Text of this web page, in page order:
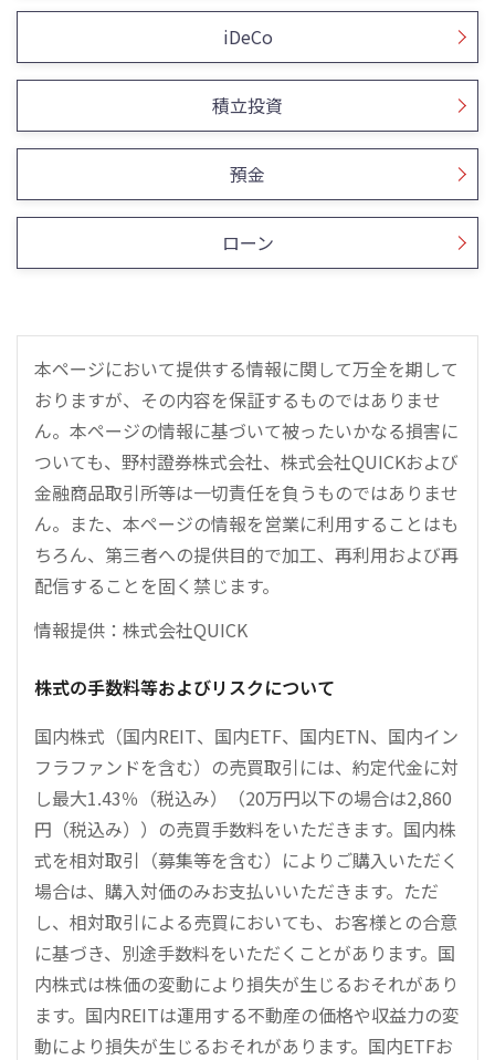
iDeCo
積立投資
預金
ローン
本ページにおいて提供する情報に関して万全を期して
おりますが、その内容を保証するものではありませ
ん。本ページの情報に基づいて被ったいかなる損害に
ついても、野村證券株式会社、株式会社QUICKおよび
金融商品取引所等は一切責任を負うものではありませ
ん。また、本ページの情報を営業に利用することはも
ちろん、第三者への提供目的で加工、再利用および再
配信することを固く禁じます。
情報提供：株式会社QUICK
株式の手数料等およびリスクについて
国内株式（国内REIT、国内ETF、国内ETN、国内イン
フラファンドを含む）の売買取引には、約定代金に対
し最大1.43％（税込み）（20万円以下の場合は2,860
円（税込み））の売買手数料をいただきます。国内株
式を相対取引（募集等を含む）によりご購入いただく
場合は、購入対価のみお支払いいただきます。ただ
し、相対取引による売買においても、お客様との合意
に基づき、別途手数料をいただくことがあります。国
内株式は株価の変動により損失が生じるおそれがあり
ます。国内REITは運用する不動産の価格や収益力の変
動により損失が生じるおそれがあります。国内ETFお